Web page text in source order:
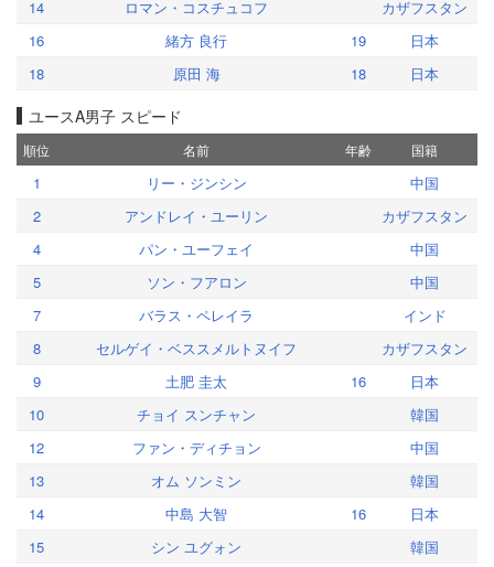
14 ロマン・コスチュコフ
カザフスタン
16
緒方 良行 19
日本
18
原田 海 18 日本
ユースA男子 スピード
順位 名前 年齢 国籍
1 リー・ジンシン
中国
2
アンドレイ・ユーリン
カザフスタン
4
パン・ユーフェイ
中国
5
ソン・フアロン
中国
7
バラス・ペレイラ
インド
8
セルゲイ・ベススメルトヌイフ
カザフスタン
9
土肥 圭太 16
日本
10
チョイ スンチャン
韓国
12
ファン・ディチョン
中国
13
オム ソンミン
韓国
14
中島 大智 16
日本
15
シン ユグォン
韓国